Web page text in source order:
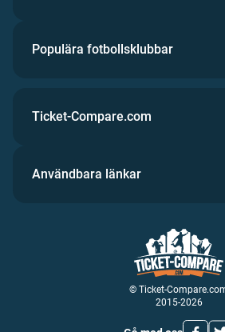
Populära fotbollsklubbar
© Ticket-
2015-2026
Ticket-Compare.com
Användbara länkar